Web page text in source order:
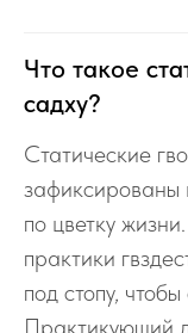
Что такое
садху?
Статические
зафиксированы
по цветку
практики
под стопу, чтобы
Практикующий